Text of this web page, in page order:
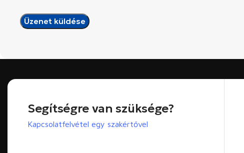
Segítségre van szüksége?
Kapcsolatfelvétel egy szakértővel